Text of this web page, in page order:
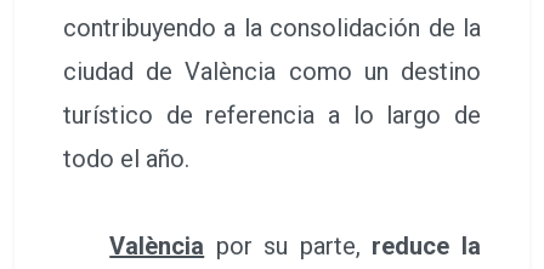
contribuyendo a la consolidación de la
ciudad de València como un destino
turístico de referencia a lo largo de
todo el año.
València por su parte, reduce la